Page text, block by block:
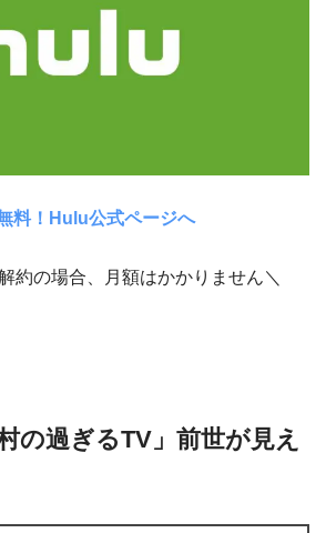
料！Hulu公式ページへ
約の場合、月額はかかりません＼
の過ぎるTV」前世が見え